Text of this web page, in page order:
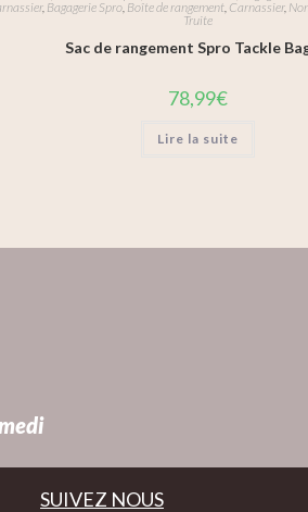
, Bagagerie Spro, Boîte de rangement, Carnassier,
Truite
Sac de rangement Spro Tackle
78,99€
Lire la suite
SUIVEZ NOUS